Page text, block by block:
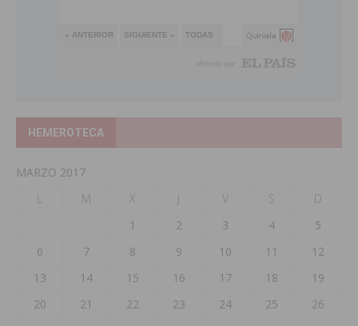
HEMEROTECA
MARZO 2017
L
M X J V S
D
1
2 3 4
5
6
7 8 9 10 11
12
13
14 15 16 17 18
19
20
21 22 23 24 25
26